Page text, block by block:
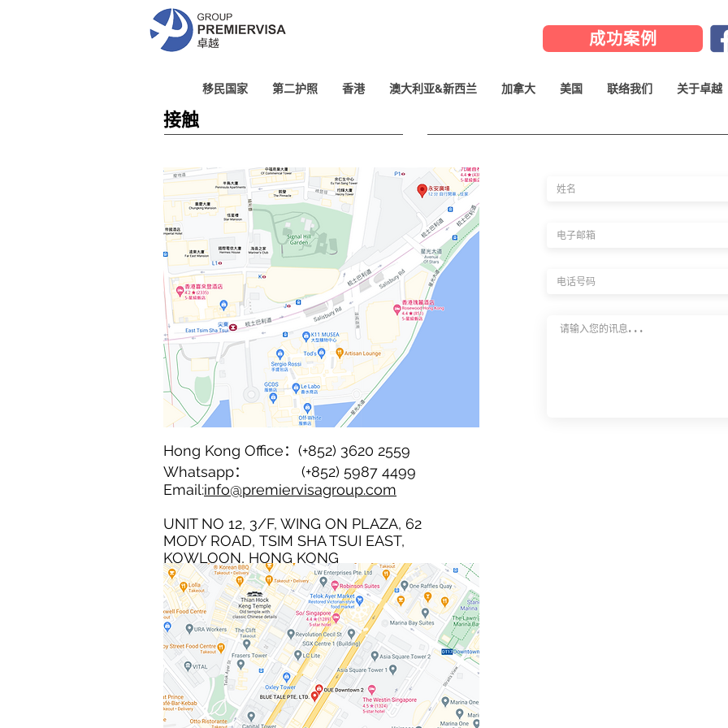
成功案例
移民国家 第二护照 香港 澳大利亚&新西兰 加拿大 美国 联络我们 关于卓越
接触
Hong Kong Office：(+852) 3620 2559
Whatsapp： (+852) 5987 4499
Email:info@premiervisagroup.com
UNIT NO 12, 3/F, WING ON PLAZA, 62
MODY ROAD, TSIM SHA TSUI EAST,
KOWLOON, HONG KONG